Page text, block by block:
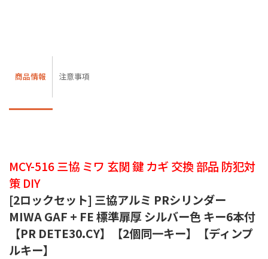
商品情報 注意事項
MCY-516 三協 ミワ 玄関 鍵 カギ 交換 部品 防犯対
策 DIY
[2ロックセット] 三協アルミ PRシリンダー
MIWA GAF + FE 標準扉厚 シルバー色 キー6本付
【PR DETE30.CY】【2個同一キー】【ディンプ
ルキー】